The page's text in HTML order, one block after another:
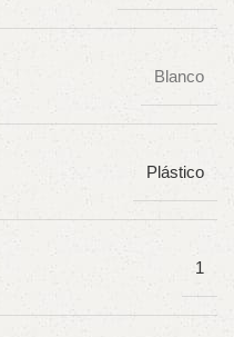
Blanco
Plástico
1